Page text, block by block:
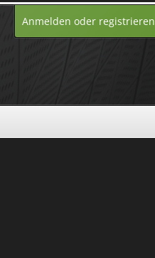
Anmelden oder registrieren